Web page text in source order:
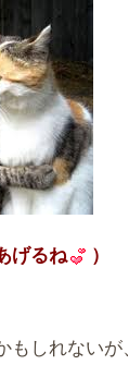
げるね ）
しれないが、